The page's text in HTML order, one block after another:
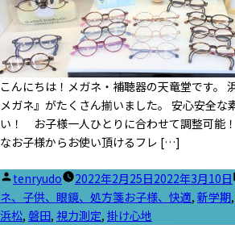
こんにちは！メガネ・補聴器の天竜堂です。
メガネ』がたくさん揃いました。 安心安全
い！ お子様一人ひとりに合わせて調整可能
なお子様からお使い頂けるフレ […]
投
稿
者:
tenryudo 2022年2月25日2022年3月10日
ネ、子供、眼鏡、処方箋お子様、快適, 新学期,
浜松, 磐田, 視力測定, 掛け心地